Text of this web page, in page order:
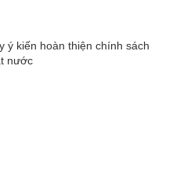
ý kiến hoàn thiện chính sách
nước